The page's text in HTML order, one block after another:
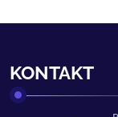
KONTAKT